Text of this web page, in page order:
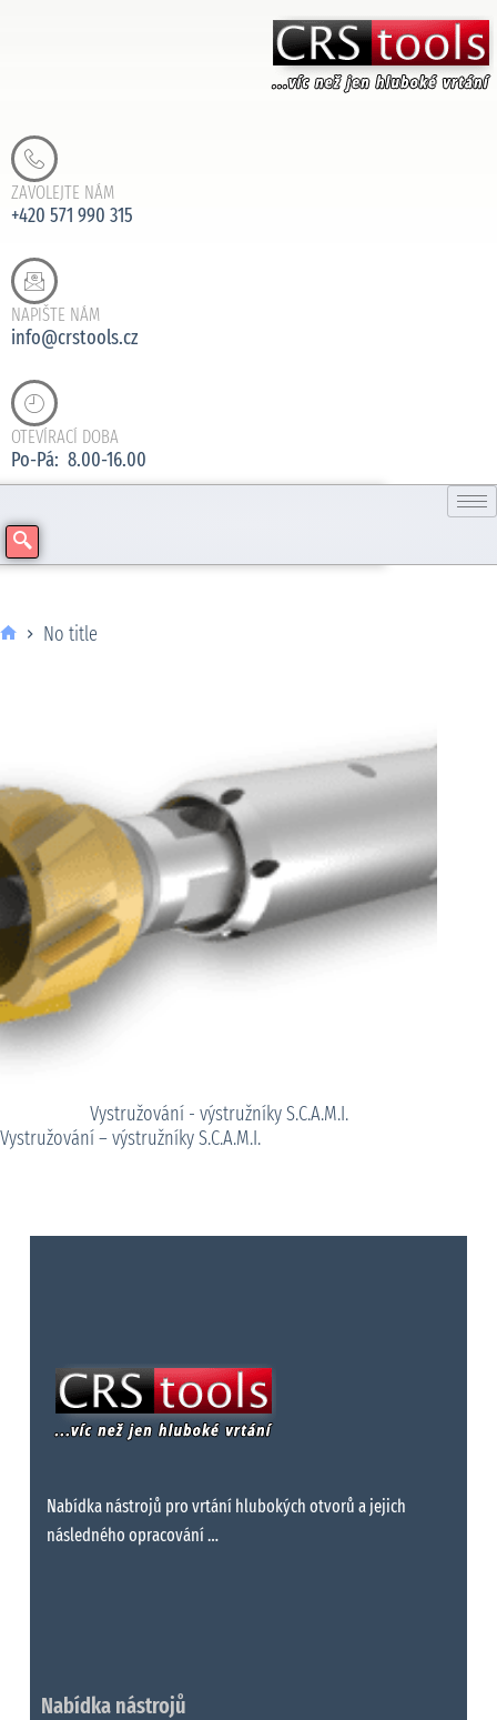
ZAVOLEJTE NÁM
+420 571 990 315
NAPIŠTE NÁM
info@crstools.cz
OTEVÍRACÍ DOBA
Po-Pá: 8.00-16.00
No title
Vystružování - výstružníky S.C.A.M.I.
Vystružování – výstružníky S.C.A.M.I.
Nabídka nástrojů pro vrtání hlubokých otvorů a jejich
následného opracování …
Nabídka nástrojů